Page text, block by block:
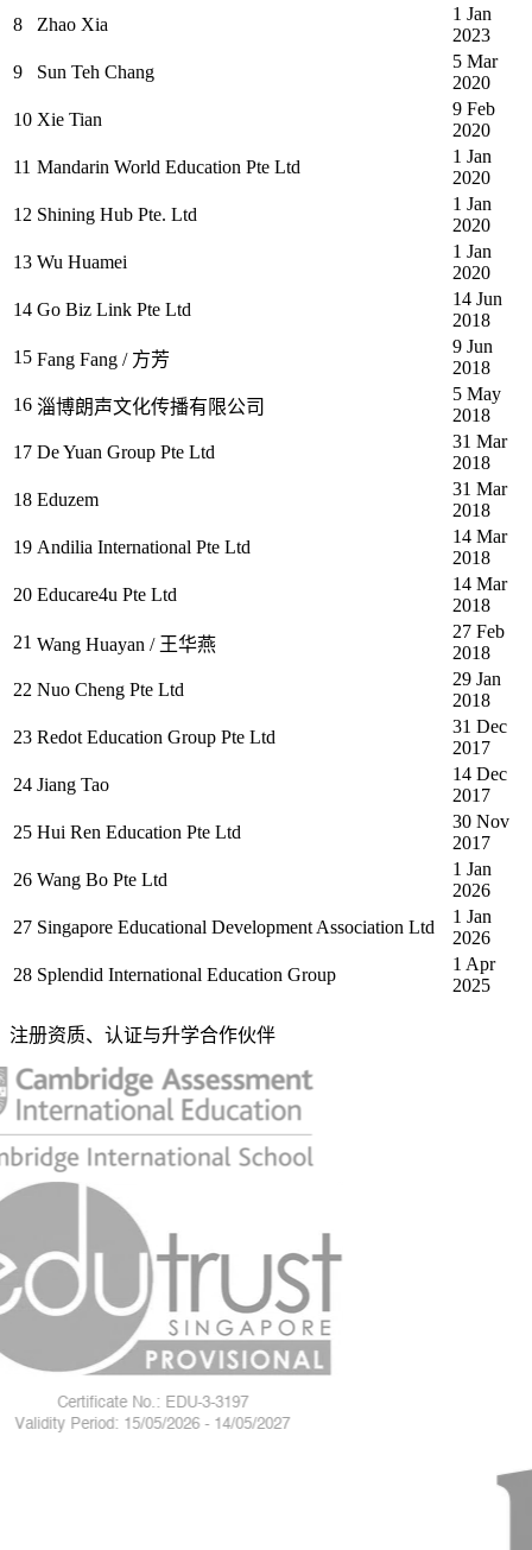
8
Zhao Xia
1 Jan
2023
9
Sun Teh Chang
5 Mar
2020
10 Xie Tian
9 Feb
2020
11 Mandarin World Education Pte Ltd
1 Jan
2020
12 Shining Hub Pte. Ltd
1 Jan
2020
13 Wu Huamei
1 Jan
2020
14 Go Biz Link Pte Ltd
14 Jun
2018
15 Fang Fang / 方芳
9 Jun
2018
16 淄博朗声文化传播有限公司
5 May
2018
17 De Yuan Group Pte Ltd
31 Mar
2018
18 Eduzem
31 Mar
2018
19 Andilia International Pte Ltd
14 Mar
2018
20 Educare4u Pte Ltd
14 Mar
2018
21 Wang Huayan / 王华燕
27 Feb
2018
22 Nuo Cheng Pte Ltd
29 Jan
2018
23 Redot Education Group Pte Ltd
31 Dec
2017
24 Jiang Tao
14 Dec
2017
25 Hui Ren Education Pte Ltd
30 Nov
2017
26 Wang Bo Pte Ltd
1 Jan
2026
27 Singapore Educational Development Association Ltd
1 Jan
2026
28 Splendid International Education Group
1 Apr
2025
注册资质、认证与升学合作伙伴